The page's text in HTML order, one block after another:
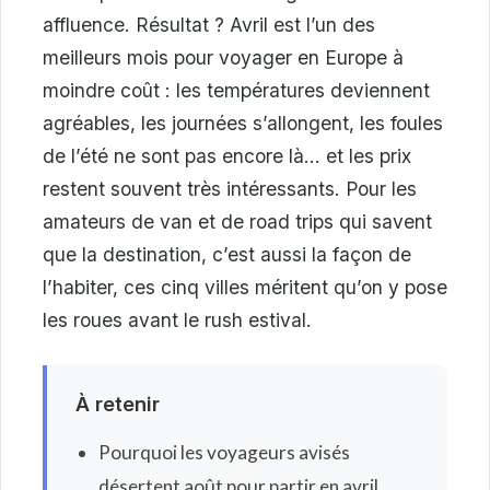
affluence. Résultat ? Avril est l’un des
meilleurs mois pour voyager en Europe à
moindre coût : les températures deviennent
agréables, les journées s’allongent, les foules
de l’été ne sont pas encore là… et les prix
restent souvent très intéressants. Pour les
amateurs de van et de road trips qui savent
que la destination, c’est aussi la façon de
l’habiter, ces cinq villes méritent qu’on y pose
les roues avant le rush estival.
À retenir
Pourquoi les voyageurs avisés